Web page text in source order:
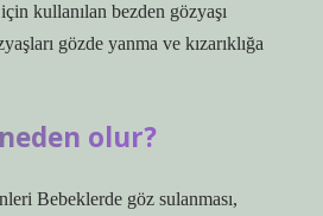
kullanılan bezden gözyaşı
gözde yanma ve kızarıklığa
neden olur?
Bebeklerde göz sulanması,